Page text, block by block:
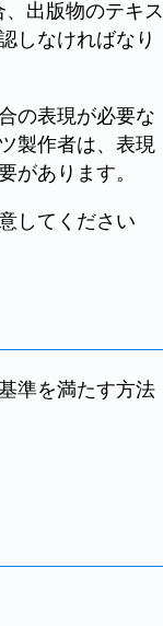
、出版物のテキス
しなければなり
の表現が必要な
製作者は、表現
があります。
してください
準を満たす方法